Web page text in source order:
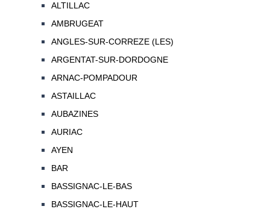
ALTILLAC
AMBRUGEAT
ANGLES-SUR-CORREZE (LES)
ARGENTAT-SUR-DORDOGNE
ARNAC-POMPADOUR
ASTAILLAC
AUBAZINES
AURIAC
AYEN
BAR
BASSIGNAC-LE-BAS
BASSIGNAC-LE-HAUT